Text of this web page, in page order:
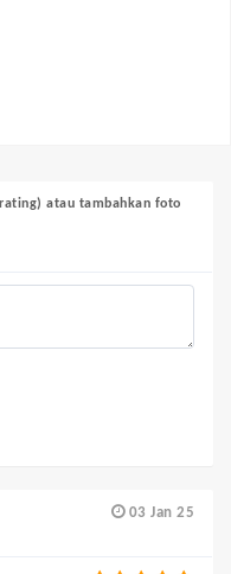
atau tambahkan foto
03 Jan 25